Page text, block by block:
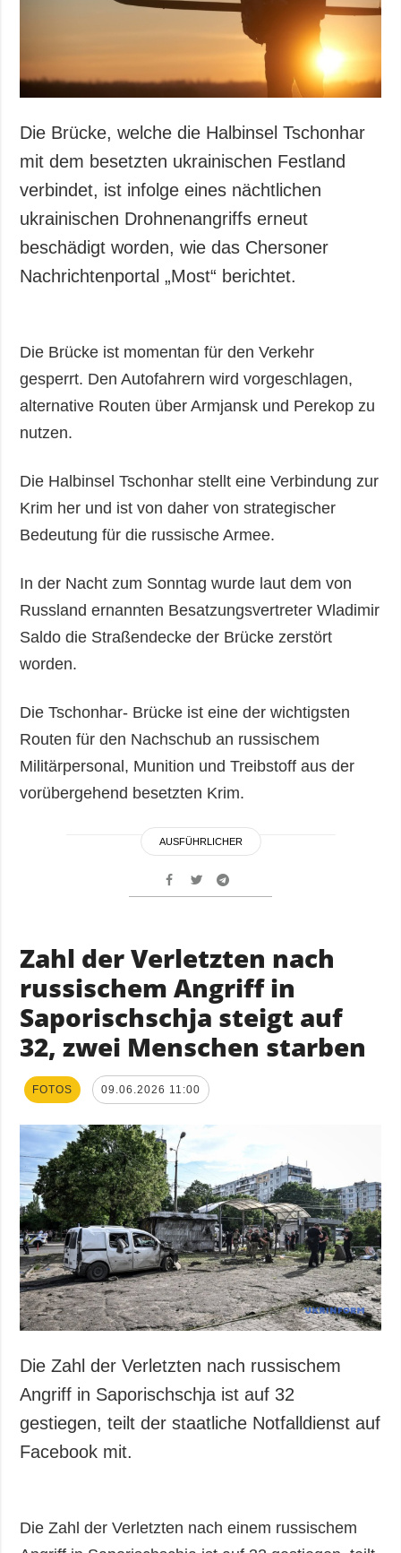
Die Brücke, welche die Halbinsel Tschonhar
mit dem besetzten ukrainischen Festland
verbindet, ist infolge eines nächtlichen
ukrainischen Drohnenangriffs erneut
beschädigt worden, wie das Chersoner
Nachrichtenportal „Most“ berichtet.
Die Brücke ist momentan für den Verkehr
gesperrt. Den Autofahrern wird vorgeschlagen,
alternative Routen über Armjansk und Perekop zu
nutzen.
Die Halbinsel Tschonhar stellt eine Verbindung zur
Krim her und ist von daher von strategischer
Bedeutung für die russische Armee.
In der Nacht zum Sonntag wurde laut dem von
Russland ernannten Besatzungsvertreter Wladimir
Saldo die Straßendecke der Brücke zerstört
worden.
Die Tschonhar- Brücke ist eine der wichtigsten
Routen für den Nachschub an russischem
Militärpersonal, Munition und Treibstoff aus der
vorübergehend besetzten Krim.
AUSFÜHRLICHER
Zahl der Verletzten nach
russischem Angriff in
Saporischschja steigt auf
32, zwei Menschen starben
FOTOS 09.06.2026 11:00
Die Zahl der Verletzten nach russischem
Angriff in Saporischschja ist auf 32
gestiegen, teilt der staatliche Notfalldienst auf
Facebook mit.
Die Zahl der Verletzten nach einem russischem